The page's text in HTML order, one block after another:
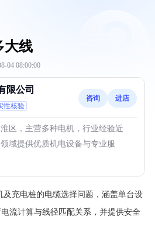
大线
04 08:00:00
限公司
性核验
咨询 进店
区，主营多种电机，行业经验近
域提供优质机电设备与专业服
及充电桩的电缆选择问题，涵盖单台设
流计算与线径匹配关系，并提供安全